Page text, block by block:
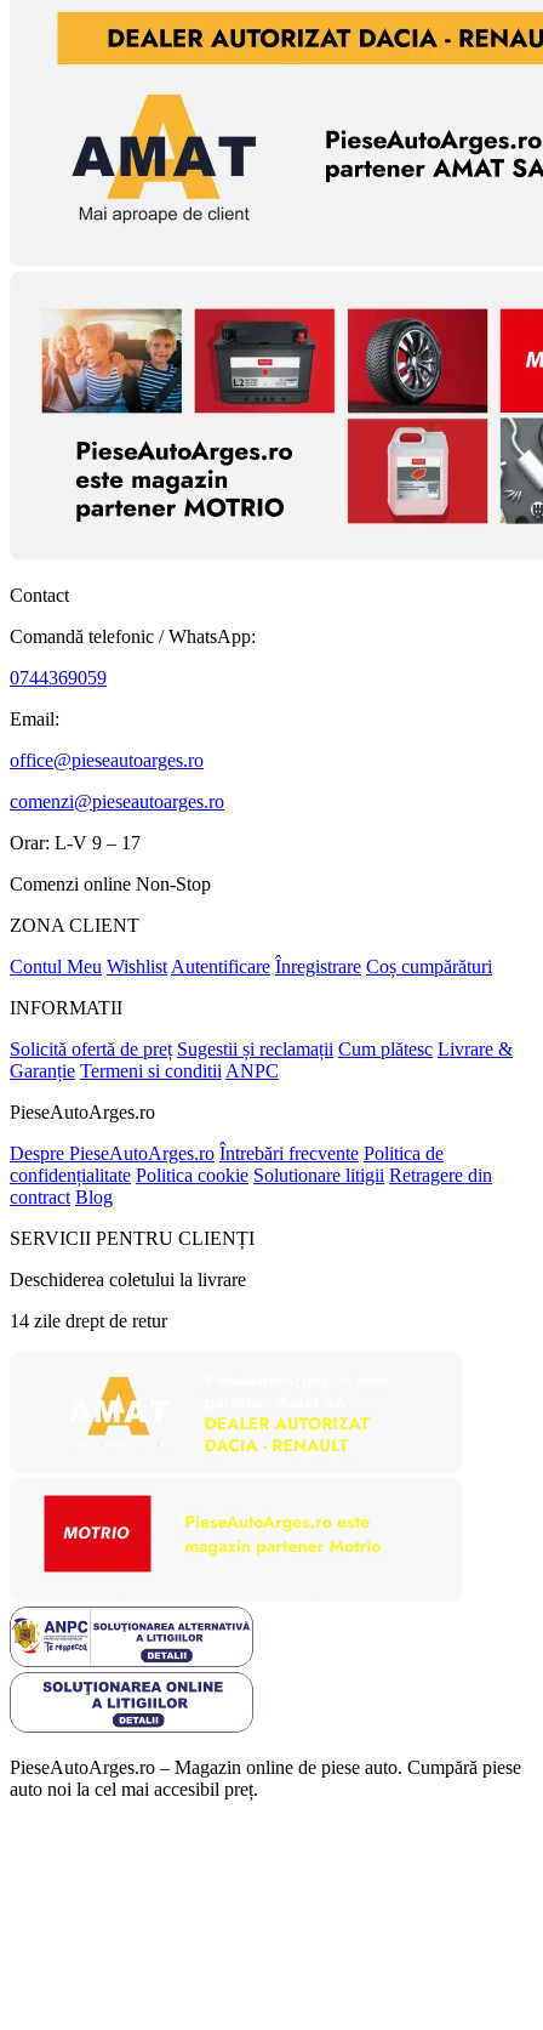
Contact
Comandă telefonic / WhatsApp:
0744369059
Email:
office@pieseautoarges.ro
comenzi@pieseautoarges.ro
Orar: L-V 9 – 17
Comenzi online Non-Stop
ZONA CLIENT
Contul Meu Wishlist Autentificare Înregistrare Coș cumpărături
INFORMATII
Solicită ofertă de preț Sugestii și reclamații Cum plătesc Livrare &
Garanție Termeni si conditii ANPC
PieseAutoArges.ro
Despre PieseAutoArges.ro Întrebări frecvente Politica de
confidențialitate Politica cookie Solutionare litigii Retragere din
contract Blog
SERVICII PENTRU CLIENȚI
Deschiderea coletului la livrare
14 zile drept de retur
PieseAutoArges.ro – Magazin online de piese auto. Cumpără piese
auto noi la cel mai accesibil preț.